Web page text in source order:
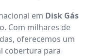
em Disk Gás
Com milhares de
oferecemos um
cobertura para